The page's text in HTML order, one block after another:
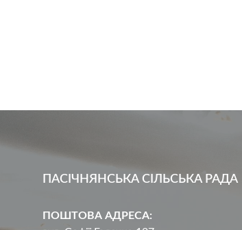
ПАСІЧНЯНСЬКА СІЛЬСЬКА РАДА
ПОШТОВА АДРЕСА: